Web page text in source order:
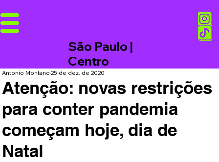
São Paulo |
Centro
Atenção: novas restrições
para conter pandemia
começam hoje, dia de
Natal
Antonio Montano25 de dez. de 2020